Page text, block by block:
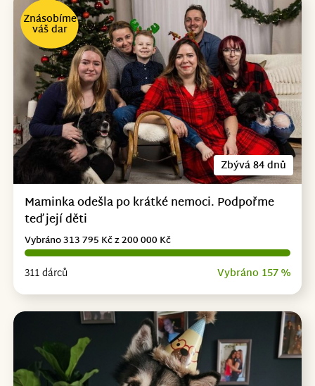
Zbývá 84 dnů
Znásobíme
váš dar
Maminka odešla po krátké nemoci. Podpořme
teď její děti
311 dárců Vybráno 157 %
Vybráno 313 795 Kč z 200 000 Kč